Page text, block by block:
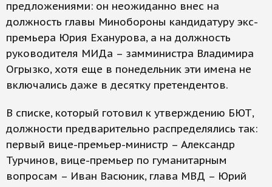
предложениями: он неожиданно внес на
должность главы Минобороны кандидатуру экс-
премьера Юрия Еханурова, а на должность
руководителя МИДа – замминистра Владимира
Огрызко, хотя еще в понедельник эти имена не
включались даже в десятку претендентов.
В списке, который готовил к утверждению БЮТ,
должности предварительно распределялись так:
первый вице-премьер-министр – Александр
Турчинов, вице-премьер по гуманитарным
вопросам – Иван Васюник, глава МВД – Юрий